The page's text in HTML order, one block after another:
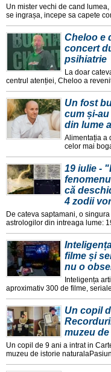
Un mister vechi de cand
se ingrașa, incepe sa capete
Cheloo e
concert
psihiatrie
La doar
centrul atenției, Cheloo a
Un fost
cum și-
din lume
Alimentația a
celor mai
19 iulie -
că
4 zodii
De cateva saptamani, o
astrologilor din intreaga lume:
filme și
nu o
Inteligența
aproximativ 300 de filme,
Un copil
muzeu
Un copil de 9 ani a intrat in
muzeu de istorie